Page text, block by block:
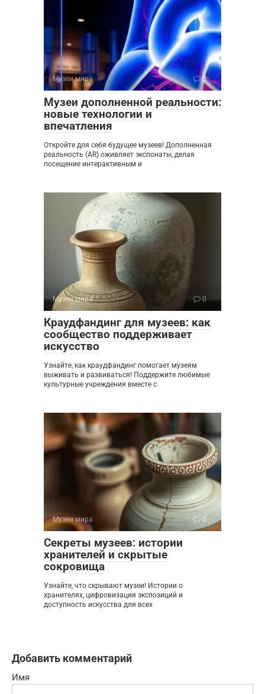
Музеи мира 0
Музеи дополненной реальности:
новые технологии и
впечатления
Откройте для себя будущее музеев! Дополненная
реальность (AR) оживляет экспонаты, делая
посещение интерактивным и
Музеи мира 0
Краудфандинг для музеев: как
сообщество поддерживает
искусство
Узнайте, как краудфандинг помогает музеям
выживать и развиваться! Поддержите любимые
культурные учреждения вместе с
Музеи мира 0
Секреты музеев: истории
хранителей и скрытые
сокровища
Узнайте, что скрывают музеи! Истории о
хранителях, цифровизация экспозиций и
доступность искусства для всех
Добавить комментарий
Имя